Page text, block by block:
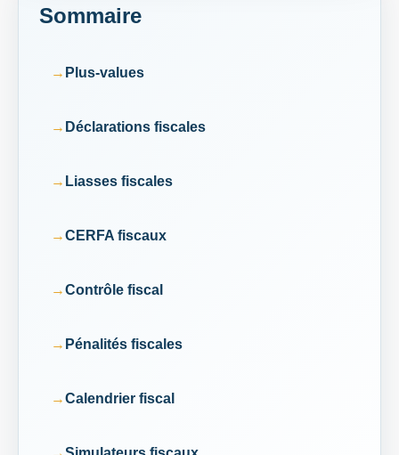
Sommaire
Plus-values
Déclarations fiscales
Liasses fiscales
CERFA fiscaux
Contrôle fiscal
Pénalités fiscales
Calendrier fiscal